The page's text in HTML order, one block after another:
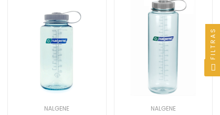
NALGENE NALGENE
FILTRAS